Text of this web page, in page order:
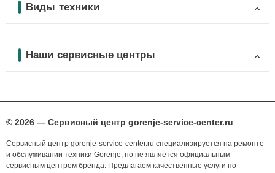
Виды техники
Наши сервисные центры
© 2026 — Сервисный центр gorenje-service-center.ru
Сервисный центр gorenje-service-center.ru специализируется на ремонте
и обслуживании техники Gorenje, но не является официальным
сервисным центром бренда. Предлагаем качественные услуги по